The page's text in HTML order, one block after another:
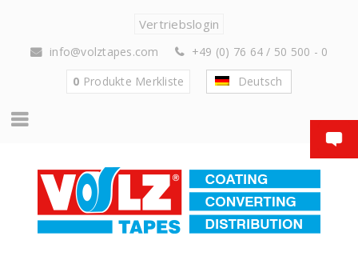
Vertriebslogin
info@volztapes.com
+49 (0) 76 64 / 50 500 - 0
0 Produkte Merkliste Deutsch